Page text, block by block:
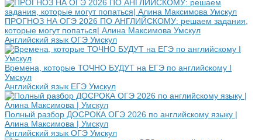
ПРОГНОЗ НА ОГЭ 2026 ПО АНГЛИЙСКОМУ: решаем задания,
которые могут попаться| Алина Максимова Умскул
Английский язык ОГЭ Умскул
Времена, которые ТОЧНО БУДУТ на ЕГЭ по английскому I
Умскул
Английский язык ЕГЭ Умскул
Полный разбор ДОСРОКА ОГЭ 2026 по английскому языку |
Алина Максимова | Умскул
Английский язык ОГЭ Умскул